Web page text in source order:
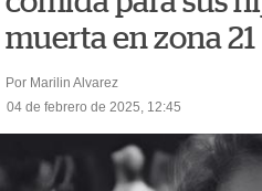
muerta en zona 21
Por Marilin Alvarez
04 de febrero de 2025, 12:45